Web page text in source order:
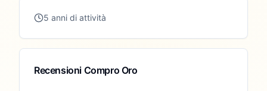
5 anni di attività
Recensioni Compro Oro